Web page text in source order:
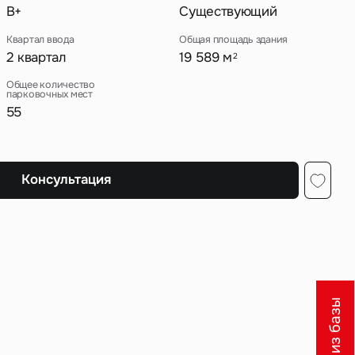
B+ Существующий
Квартал ввода
2 квартал
Общая площадь здания
19 589 м2
Общее количество
парковочных мест
55
Консультация